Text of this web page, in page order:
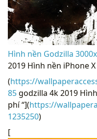
Hình nền Godzilla
2019 Hình nền iPhone
(https://
85godzilla 4k 2019
phí “](https://
1235250)
[